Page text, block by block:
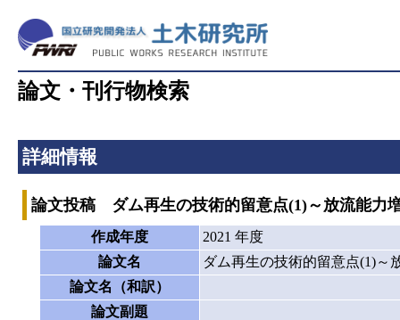
論文・刊行物検索
詳細情報
論文投稿 ダム再生の技術的留意点(1)～放流能力
作成年度
2021 年度
論文名
ダム再生の技術的留意点(1)～
論文名（和訳）
論文副題